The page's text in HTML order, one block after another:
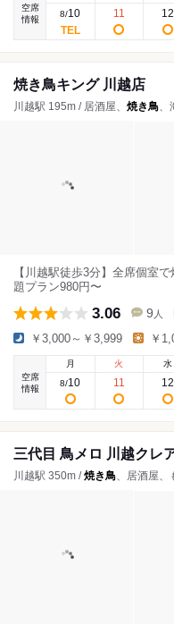
空席
情報
8/10 11 12
焼き鳥キング 川越店
川越駅 195m / 居酒屋、 焼き鳥、
【川越駅徒歩3分】全席個室
題プラン980円〜
3.06 9 人
￥3,000～￥3,999 ￥
空席
情報
月
8/10
火
11
水
12
三代目 鳥メロ 川越クレ
川越駅 350m /焼き鳥、居酒屋、